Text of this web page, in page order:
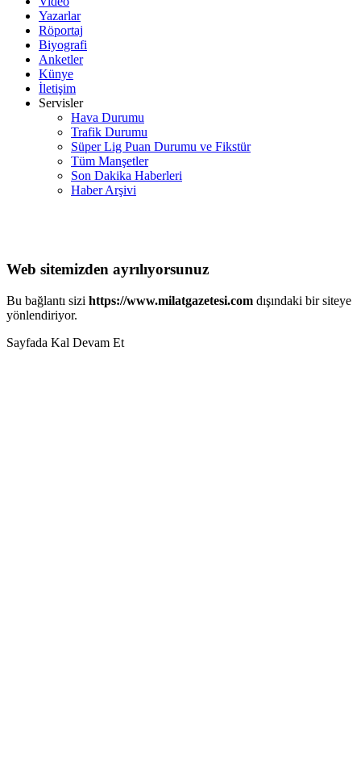
Yazarlar
Röportaj
Biyografi
Anketler
Künye
İletişim
Servisler
Hava Durumu
Trafik Durumu
Süper Lig Puan Durumu ve Fikstür
Tüm Manşetler
Son Dakika Haberleri
Haber Arşivi
Web sitemizden ayrılıyorsunuz
Bu bağlantı sizi https://www.milatgazetesi.com dışındaki bir siteye
yönlendiriyor.
Sayfada Kal Devam Et